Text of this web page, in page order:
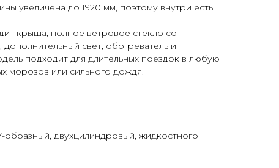
увеличена до 1920 мм, поэтому внутри есть
крыша, полное ветровое стекло со
дополнительный свет, обогреватель и
подходит для длительных поездок в любую
морозов или сильного дождя.
образный, двухцилиндровый, жидкостного